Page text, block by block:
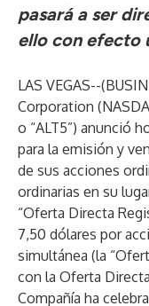
pasará a ser
ello con efecto
LAS VEGAS--(
Corporation
o “ALT5”) anunció
para la emisión y
de sus acciones
ordinarias en su
“Oferta Directa
7,50 dólares por
simultánea (la
con la Oferta
Compañía ha